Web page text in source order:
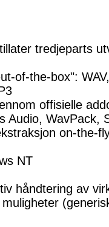
tredjeparts
of-the-box":
offisielle
Audio, WavPack,
on-the-
NT
håndtering av